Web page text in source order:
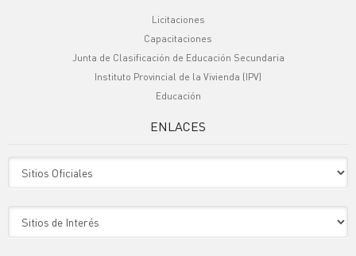
Licitaciones
Capacitaciones
Junta de Clasificación de Educación Secundaria
Instituto Provincial de la Vivienda (IPV)
Educación
ENLACES